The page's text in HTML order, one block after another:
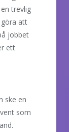
trevlig
göra att
jobbet
ett
ske en
som